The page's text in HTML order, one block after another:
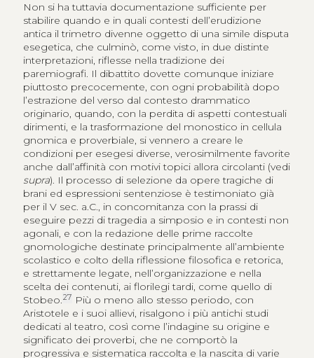
Non si ha tuttavia documentazione sufficiente per
stabilire quando e in quali contesti dell’erudizione
antica il trimetro divenne oggetto di una simile disputa
esegetica, che culminò, come visto, in due distinte
interpretazioni, riflesse nella tradizione dei
paremiografi. Il dibattito dovette comunque iniziare
piuttosto precocemente, con ogni probabilità dopo
l’estrazione del verso dal contesto drammatico
originario, quando, con la perdita di aspetti contestuali
dirimenti, e la trasformazione del monostico in cellula
gnomica e proverbiale, si vennero a creare le
condizioni per esegesi diverse, verosimilmente favorite
anche dall’affinità con motivi topici allora circolanti (vedi
supra). Il processo di selezione da opere tragiche di
brani ed espressioni sentenziose è testimoniato già
per il V sec. a.C., in concomitanza con la prassi di
eseguire pezzi di tragedia a simposio e in contesti non
agonali, e con la redazione delle prime raccolte
gnomologiche destinate principalmente all’ambiente
scolastico e colto della riflessione filosofica e retorica,
e strettamente legate, nell’organizzazione e nella
scelta dei contenuti, ai florilegi tardi, come quello di
Stobeo.27 Più o meno allo stesso periodo, con
Aristotele e i suoi allievi, risalgono i più antichi studi
dedicati al teatro, così come l’indagine su origine e
significato dei proverbi, che ne comportò la
progressiva e sistematica raccolta e la nascita di varie